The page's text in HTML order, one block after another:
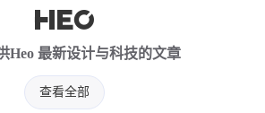
Heo 最新设计与科技的文章
查看全部